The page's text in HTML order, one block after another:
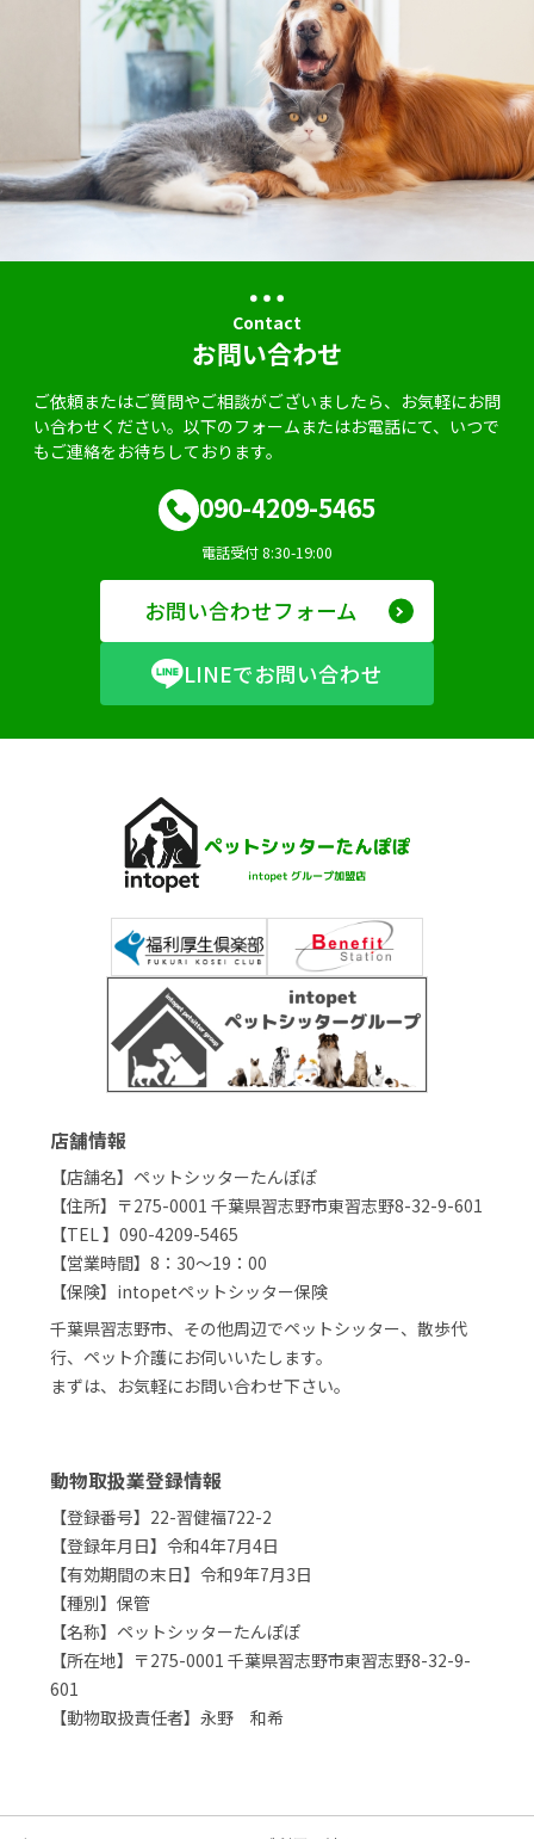
Contact
お問い合わせ
ご依頼またはご質問やご相談がございましたら、お気軽にお問
い合わせください。以下のフォームまたはお電話にて、いつで
もご連絡をお待ちしております。
090-4209-5465
電話受付 8:30-19:00
お問い合わせフォーム
LINEでお問い合わせ
店舗情報
【店舗名】ペットシッターたんぽぽ
【住所】〒275-0001 千葉県習志野市東習志野8-32-9-601
【TEL 】090-4209-5465
【営業時間】8：30～19：00
【保険】intopetペットシッター保険
千葉県習志野市、その他周辺でペットシッター、散歩代
行、ペット介護にお伺いいたします。
まずは、お気軽にお問い合わせ下さい。
動物取扱業登録情報
【登録番号】22-習健福722-2
【登録年月日】令和4年7月4日
【有効期間の末日】令和9年7月3日
【種別】保管
【名称】ペットシッターたんぽぽ
【所在地】〒275-0001 千葉県習志野市東習志野8-32-9-
601
【動物取扱責任者】永野 和希